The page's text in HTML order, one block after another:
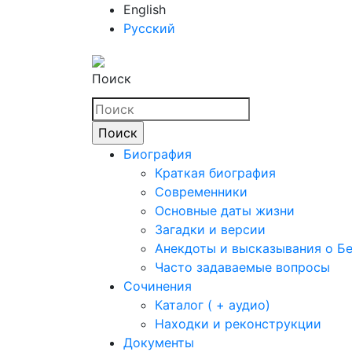
English
Русский
Поиск
Биография
Краткая биография
Современники
Основные даты жизни
Загадки и версии
Анекдоты и высказывания о
Часто задаваемые вопросы
Сочинения
Каталог ( + аудио)
Находки и реконструкции
Документы